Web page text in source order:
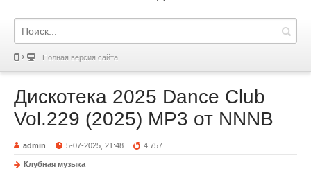
Полная версия сайта
Дискотека 2025 Dance Club
Vol.229 (2025) MP3 от NNNB
admin 5-07-2025, 21:48 4 757
Клубная музыка